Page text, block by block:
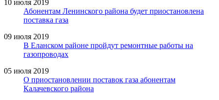
10 июля 2019
Абонентам Ленинского района будет приостановлена
поставка газа
09 июля 2019
В Еланском районе пройдут ремонтные работы на
газопроводах
05 июля 2019
О приостановлении поставок газа абонентам
Калачевского района